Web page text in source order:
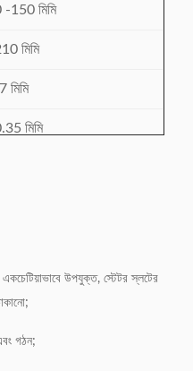
150 মিমি
মিমি
মিমি
মিমি
উপযুক্ত, স্টেটর স্লটের
গঠন;